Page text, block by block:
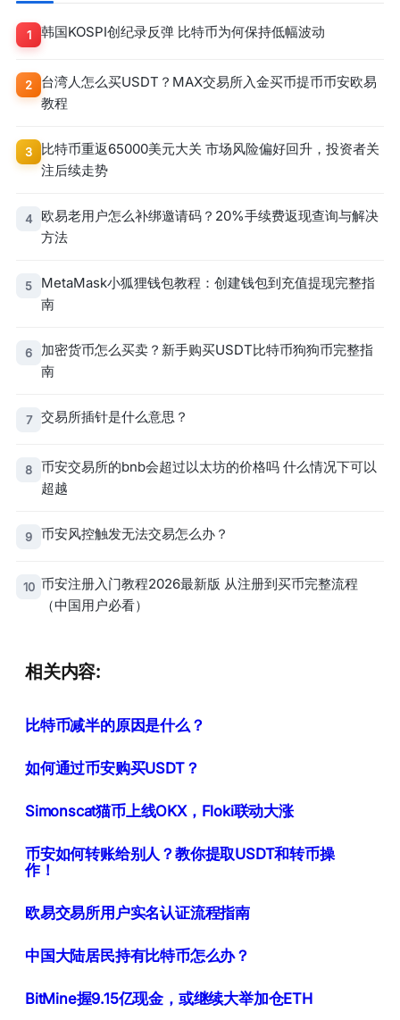
1 韩国KOSPI创纪录反弹 比特币为何保持低幅波动
2
台湾人怎么买USDT？MAX交易所入金买币提币币安欧易
教程
3
比特币重返65000美元大关 市场风险偏好回升，投资者关
注后续走势
4
欧易老用户怎么补绑邀请码？20%手续费返现查询与解决
方法
5
MetaMask小狐狸钱包教程：创建钱包到充值提现完整指
南
6
加密货币怎么买卖？新手购买USDT比特币狗狗币完整指
南
7 交易所插针是什么意思？
8
币安交易所的bnb会超过以太坊的价格吗 什么情况下可以
超越
9 币安风控触发无法交易怎么办？
10 币安注册入门教程2026最新版 从注册到买币完整流程
（中国用户必看）
相关内容:
比特币减半的原因是什么？
如何通过币安购买USDT？
Simonscat猫币上线OKX，Floki联动大涨
币安如何转账给别人？教你提取USDT和转币操
作！
欧易交易所用户实名认证流程指南
中国大陆居民持有比特币怎么办？
BitMine握9.15亿现金，或继续大举加仓ETH